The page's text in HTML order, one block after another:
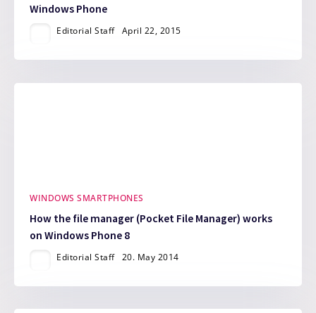
Windows Phone
Editorial Staff April 22, 2015
WINDOWS SMARTPHONES
How the file manager (Pocket File Manager) works
on Windows Phone 8
Editorial Staff 20. May 2014